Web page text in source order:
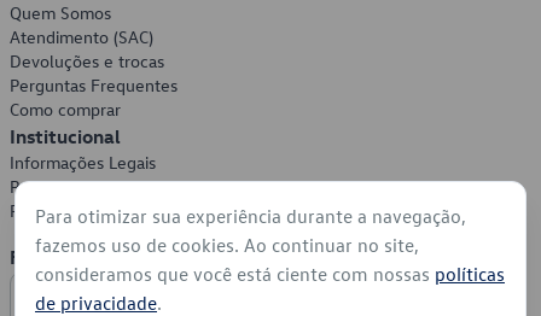
Quem Somos
Atendimento (SAC)
Devoluções e trocas
Perguntas Frequentes
Como comprar
Institucional
Informações Legais
Política de Privacidade
Política de Cookies
Formas de Pagamento
Para otimizar sua experiência durante a navegação,
fazemos uso de cookies. Ao continuar no site,
consideramos que você está ciente com nossas políticas
de privacidade.